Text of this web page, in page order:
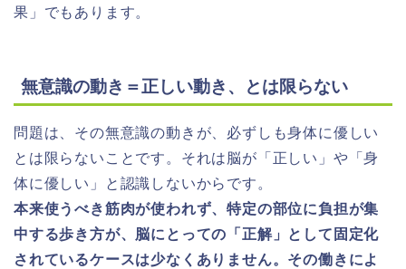
果」でもあります。
無意識の動き＝正しい動き、とは限らない
問題は、その無意識の動きが、必ずしも身体に優しい
とは限らないことです。それは脳が「正しい」や「身
体に優しい」と認識しないからです。
本来使うべき筋肉が使われず、特定の部位に負担が集
中する歩き方が、脳にとっての「正解」として固定化
されているケースは少なくありません。その働きによ